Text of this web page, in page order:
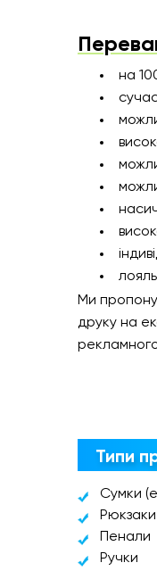
на
Ми
друку на
Типи
Сумки
Рюкзаки
Пенали
Ручки